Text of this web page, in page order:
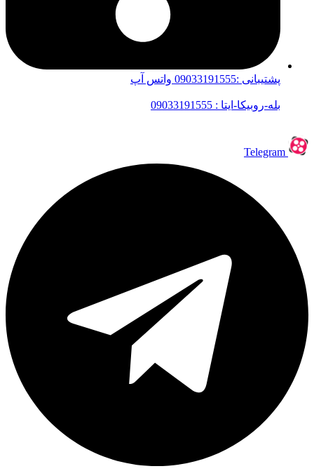
پشتیبانی :09033191555 واتس آپ
بله-روبیکا-ایتا : 09033191555
Telegram